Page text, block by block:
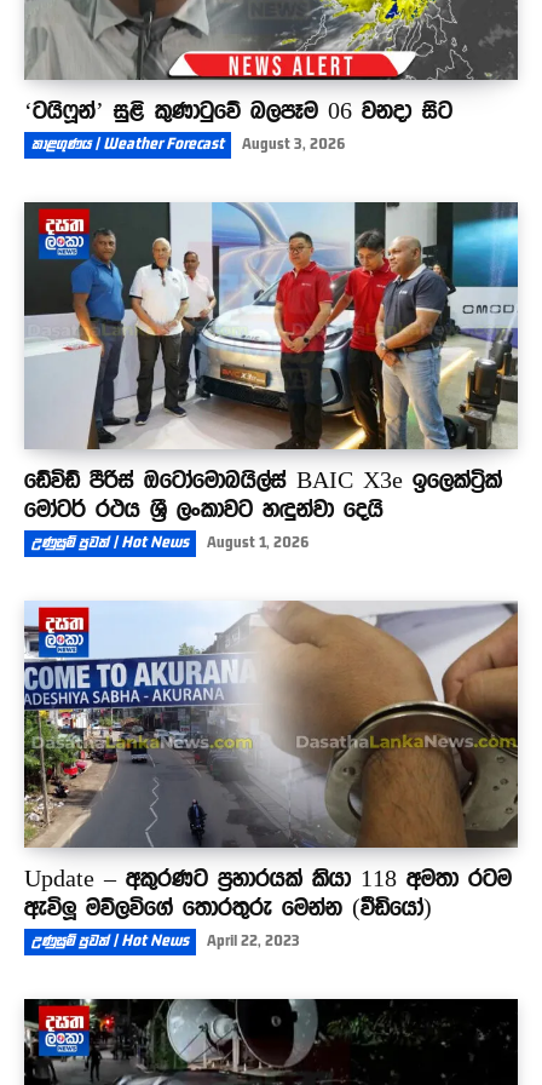
‘ටයිෆූන්’ සුළි කුණාටුවේ බලපෑම 06 වනදා සිට
කාළගුණය | Weather Forecast August 3, 2026
ඩේවිඩ් පීරිස් ඔටෝමොබයිල්ස් BAIC X3e ඉලෙක්ට්‍රික්
මෝටර් රථය ශ්‍රී ලංකාවට හඳුන්වා දෙයි
උණුසුම් පුවත් | Hot News August 1, 2026
Update – අකුරණට ප්‍රහාරයක් කියා 118 අමතා රටම
ඇවිලූ මව්ලවිගේ තොරතුරු මෙන්න (වීඩියෝ)
උණුසුම් පුවත් | Hot News April 22, 2023